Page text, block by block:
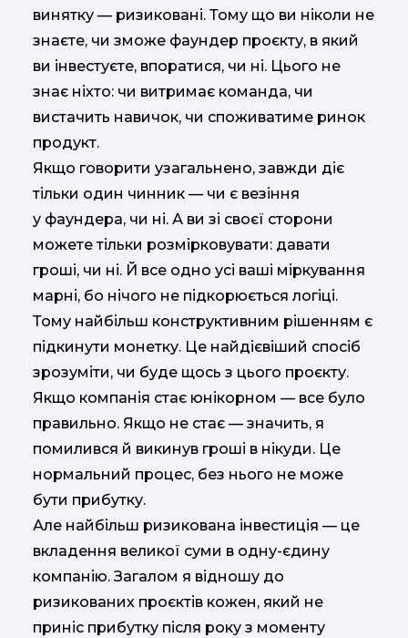
винятку — ризиковані. Тому що ви ніколи не
знаєте, чи зможе фаундер проєкту, в який
ви інвестуєте, впоратися, чи ні. Цього не
знає ніхто: чи витримає команда, чи
вистачить навичок, чи споживатиме ринок
продукт.
Якщо говорити узагальнено, завжди діє
тільки один чинник — чи є везіння
у фаундера, чи ні. А ви зі своєї сторони
можете тільки розмірковувати: давати
гроші, чи ні. Й все одно усі ваші міркування
марні, бо нічого не підкорюється логіці.
Тому найбільш конструктивним рішенням є
підкинути монетку. Це найдієвіший спосіб
зрозуміти, чи буде щось з цього проєкту.
Якщо компанія стає юнікорном — все було
правильно. Якщо не стає — значить, я
помилився й викинув гроші в нікуди. Це
нормальний процес, без нього не може
бути прибутку.
Але найбільш ризикована інвестиція — це
вкладення великої суми в одну-єдину
компанію. Загалом я відношу до
ризикованих проєктів кожен, який не
приніс прибутку після року з моменту